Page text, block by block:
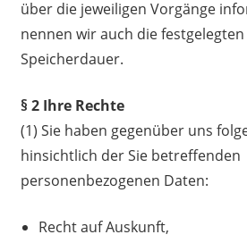
über die jeweiligen Vorgänge
nennen wir auch die
Speicherdauer.
§ 2 Ihre Rechte
(1) Sie haben gegenüber uns
hinsichtlich der Sie betreffenden
personenbezogenen Daten:
Recht auf Auskunft,